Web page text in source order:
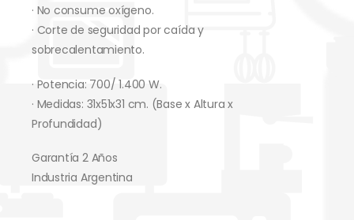
· No consume oxígeno.
· Corte de seguridad por caída y
sobrecalentamiento.
· Potencia: 700/ 1.400 W.
· Medidas: 31x51x31 cm. (Base x Altura x
Profundidad)
Garantía 2 Años
Industria Argentina